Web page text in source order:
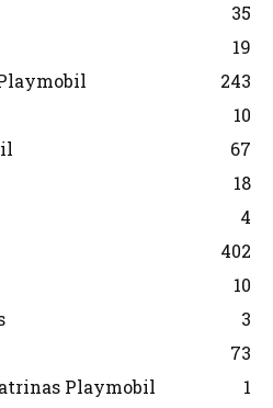
35
19
243
10
67
18
4
402
10
3
73
Playmobil
1